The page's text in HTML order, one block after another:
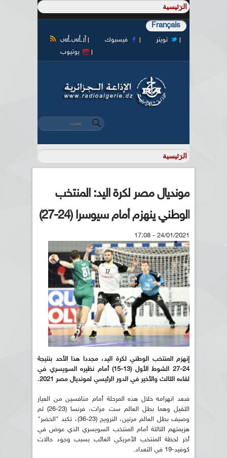
Français
آر أس أس فيسبوك
تويتر
يوتيوب
استمارة البحث
‏بحث ‏
مونديال مصر لكرة اليد: المنتخب
الوطني ينهزم أمام سيوسرا (24-27)
24/01/2021 - 17:08
إنهزم المنتخب الوطني لكرة اليد، مجددا هذا الأحد بنتيجة
24-27
الشوط الأول (13-15)
أمام نظيره السويسري في
لقاءه الثالث والأخير في الدور الرئيسي لمونديال مصر 2021.
فبعد انهزامه خلال هذه المرحلة أمام منافسين من العيار
الثقيل وهما بطل العالم ست مرات، فرنسا (23-26) ثم
وصيف بطل العالم مرتين، النرويج (23-36)، تكبد "الخضر"
هزيمتهم الثالثة أمام المنتخب السويسري الذي عوض في
أخر لحظة المنتخب الأمريكي الغائب بسبب وجود حالات
كوفيد-19 في التعداد.